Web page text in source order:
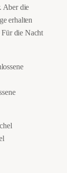
Aber die
erhalten
die Nacht